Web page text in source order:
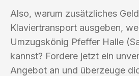
Also, warum zusätzliches
Klaviertransport ausgeben,
Umzugskönig Pfeffer Halle
kannst? Fordere jetzt ein
Angebot an und überzeuge